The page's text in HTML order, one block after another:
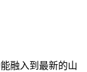
融入到最新的山